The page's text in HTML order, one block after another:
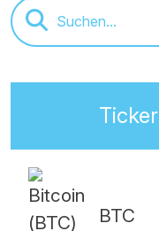
Ticker
BTC